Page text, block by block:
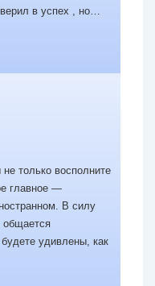
в успех , но…
только восполните
главное —
В силу
общается
удивлены, как